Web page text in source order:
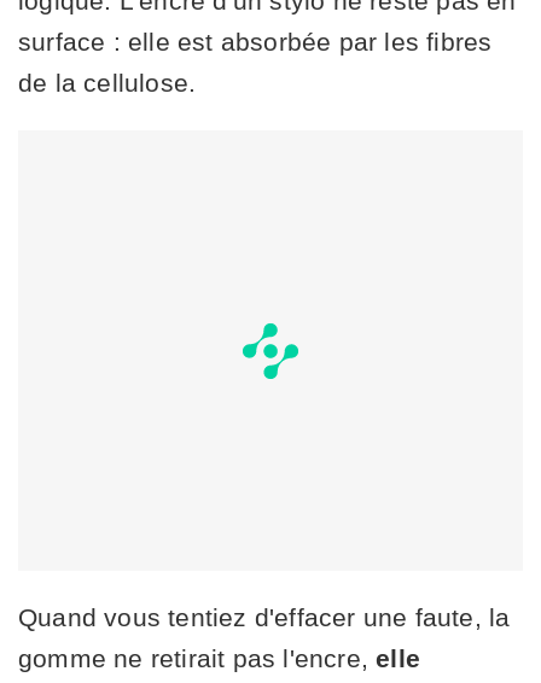
surface : elle est absorbée par les fibres
de la cellulose.
Quand vous tentiez d'effacer une faute, la
gomme ne retirait pas l'encre,elle